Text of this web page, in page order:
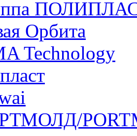
Орбита
Technology